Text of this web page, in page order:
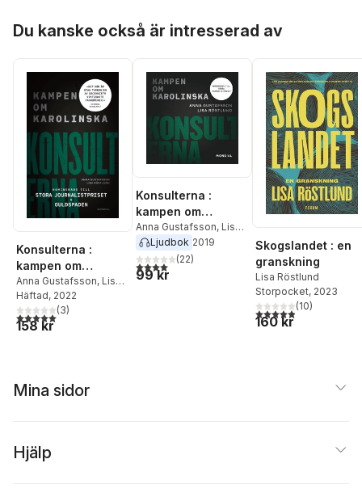
Ingrid Hylander,Jan
Johansson-Hidén,
Mette Liljenberg,Ann S
Pihlgren,David Ryffé
Hans-Åke Scherp,Lars
Svedberg ,Marie
Wrethander,Helene
Ärlestig
Du kanske också är intresserad av
Konsulterna :
kampen om
Karolinska
Anna Gustafsson, Lisa
Röstlund
Häftad, 2022
5,0utav 5 stjärnor. Totalt antal röster:
(3)
158 kr
Konsulterna :
kampen om
Karolinska
Anna Gustafsson, Lisa
Röstlund
Ljudbok 2019
4,0utav 5 stjärnor. Totalt antal röster:
(22)
99 kr
Skogslandet : en
granskning
Lisa Röstlund
Storpocket, 2023
4,9utav 5 stjärnor.
(10)
160 kr
Mina sidor
Hjälp